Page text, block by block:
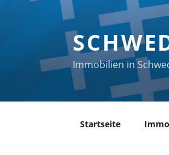
Immobilien in
Startseite